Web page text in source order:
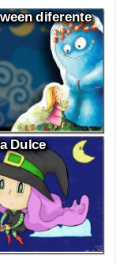
diferente
Dulce